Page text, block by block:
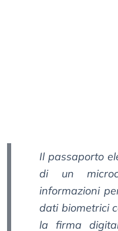
Il passaporto
di un
informazioni
dati biometrici
la firma